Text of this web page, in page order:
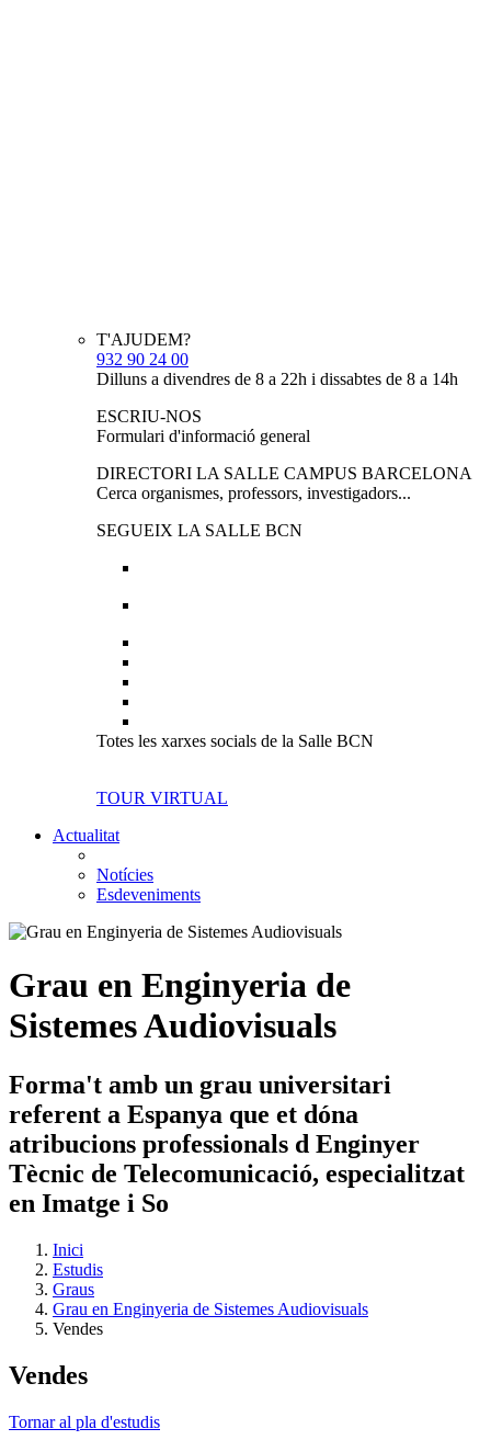
T'AJUDEM?
932 90 24 00
Dilluns a divendres de 8 a 22h i dissabtes de 8 a 14h
ESCRIU-NOS
Formulari d'informació general
DIRECTORI LA SALLE CAMPUS BARCELONA
Cerca organismes, professors, investigadors...
SEGUEIX LA SALLE BCN
Totes les xarxes socials de la Salle BCN
TOUR VIRTUAL
Actualitat
Notícies
Esdeveniments
Grau en Enginyeria de
Sistemes Audiovisuals
Forma't amb un grau universitari
referent a Espanya que et dóna
atribucions professionals d Enginyer
Tècnic de Telecomunicació, especialitzat
en Imatge i So
Inici
Estudis
Graus
Grau en Enginyeria de Sistemes Audiovisuals
Vendes
Vendes
Tornar al pla d'estudis